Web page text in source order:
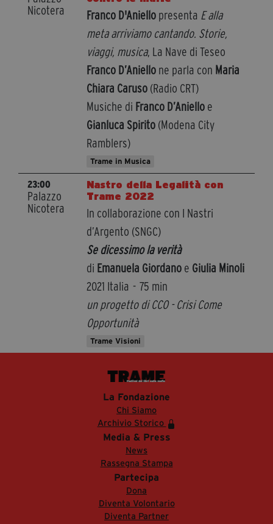
Nicotera
Franco D'Aniello presenta E alla
meta arriviamo cantando. Storie,
viaggi, musica, La Nave di Teseo
Franco D’Aniello ne parla con Maria
Chiara Caruso (Radio CRT)
Musiche di Franco D’Aniello e
Gianluca Spirito (Modena City
Ramblers)
Trame in Musica
23:00
Palazzo
Nicotera
Nastro della Legalità con
Trame 2022
In collaborazione con I Nastri
d’Argento (SNGC)
Se dicessimo la verità
di Emanuela Giordano e Giulia Minoli
2021 Italia - 75 min
un progetto di CCO - Crisi Come
Opportunità
Trame Visioni
La Fondazione
Chi Siamo
Archivio Storico
Media & Press
News
Rassegna Stampa
Partecipa
Dona
Diventa Volontario
Diventa Partner